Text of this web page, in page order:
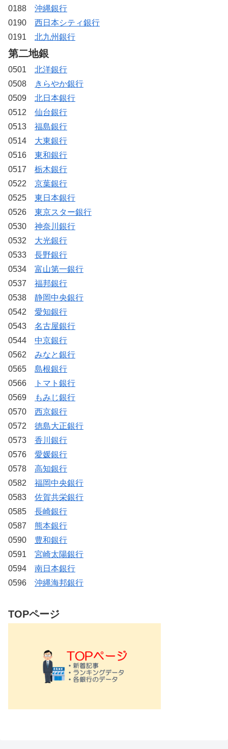
0188 沖縄銀行
0190 西日本シティ銀行
0191 北九州銀行
第二地銀
0501 北洋銀行
0508
きらやか銀行
0509 北日本銀行
0512 仙台銀行
0513 福島銀行
0514 大東銀行
0516 東和銀行
0517 栃木銀行
0522 京葉銀行
0525 東日本銀行
0526 東京スター銀行
0530 神奈川銀行
0532 大光銀行
0533 長野銀行
0534 富山第一銀行
0537 福邦銀行
0538 静岡中央銀行
0542 愛知銀行
0543 名古屋銀行
0544 中京銀行
0562 みなと銀行
0565 島根銀行
0566
トマト銀行
0569
もみじ銀行
0570 西京銀行
0572 徳島大正銀行
0573 香川銀行
0576 愛媛銀行
0578 高知銀行
0582 福岡中央銀行
0583 佐賀共栄銀行
0585 長崎銀行
0587 熊本銀行
0590 豊和銀行
0591 宮崎太陽銀行
0594 南日本銀行
0596 沖縄海邦銀行
TOPページ